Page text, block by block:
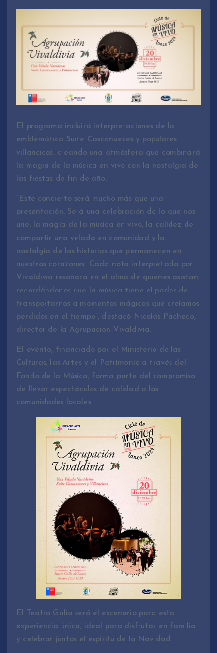
El programa incluirá interpretaciones de la
emblemática Suite Cascanueces y populares
villancicos, creando una atmósfera que combinará
la magia de la música en vivo con la nostalgia de
las fiestas de fin de año.
“Este concierto será mucho más que una
presentación. Será una celebración de lo que nos
une: la magia de la música en vivo, la calidez de
compartir una velada en comunidad y la
nostalgia de las historias que permanecen en
nuestros corazones. Cada nota interpretada por
Vivaldivia resonará en el alma de quienes asistan,
recordándonos que la música tiene el poder de
transportarnos a momentos mágicos que creíamos
perdidos en el tiempo”, destacó Nicolás Pacheco,
director de la Agrupación Vivaldivia.
El evento, financiado por el Ministerio de las
Culturas, las Artes y el Patrimonio a través del
Fondo de la Música, forma parte del compromiso
de llevar espectáculos de calidad a las
comunidades locales.
El Teatro Galia será el escenario para esta
experiencia única, ideal para disfrutar en familia
y celebrar juntos el espíritu de la Navidad.